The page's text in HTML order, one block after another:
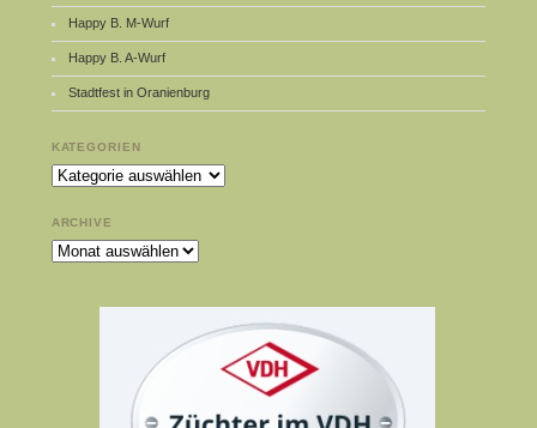
Happy B. M-Wurf
Happy B. A-Wurf
Stadtfest in Oranienburg
KATEGORIEN
Kategorien
ARCHIVE
Archive